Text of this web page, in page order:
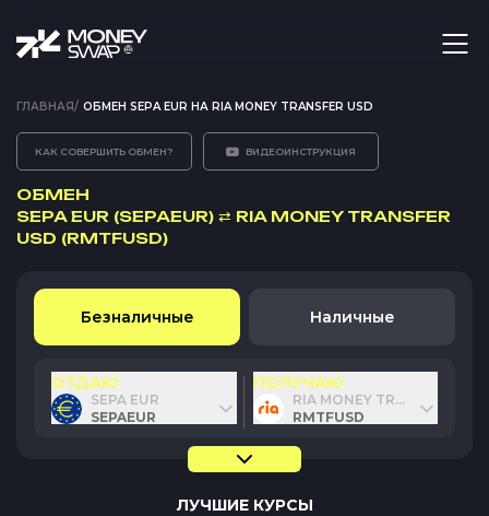
ГЛАВНАЯ/ ОБМЕН SEPA EUR НА RIA MONEY TRANSFER USD
КАК СОВЕРШИТЬ ОБМЕН? ВИДЕОИНСТРУКЦИЯ
ОБМЕН
SEPA EUR (SEPAEUR) ⇄ RIA MONEY TRANSFER
USD (RMTFUSD)
Безналичные Наличные
ОТДАЮ
SEPA EUR
SEPAEUR
ПОЛУЧАЮ
RIA MONEY TRANSFER USD
RMTFUSD
ЛУЧШИЕ КУРСЫ